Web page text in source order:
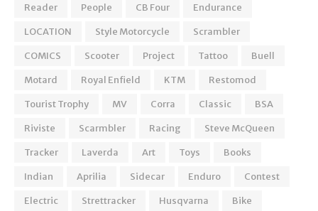
Reader
People CB Four
Endurance
LOCATION
Style Motorcycle
Scrambler
COMICS
Scooter Project Tattoo
Buell
Motard
Royal Enfield KTM
Restomod
Tourist Trophy
MV Corra Classic
BSA
Riviste
Scarmbler Racing
Steve McQueen
Tracker
Laverda Art Toys
Books
Indian
Aprilia Sidecar Enduro
Contest
Electric
Strettracker Husqvarna Bike